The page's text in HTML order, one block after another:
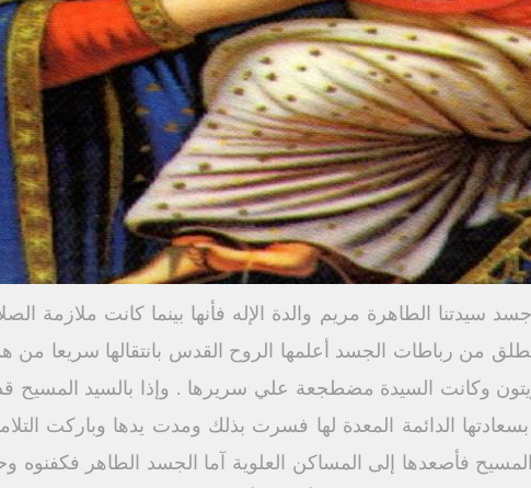
سيدتنا الطاهرة مريم والدة الإله فأنها بينما كانت ملازمة
من رباطات الجسد أعلمها الروح القدس بانتقالها سريعا من
وكانت السيدة مضطجعة علي سريرها . وإذا بالسيد المسيح
بسعادتها الدائمة المعدة لها فسرت بذلك ومدت يدها وباركت
المسيح فأصعدها إلى المساكن العلوية آما الجسد الطاهر فكفنوه